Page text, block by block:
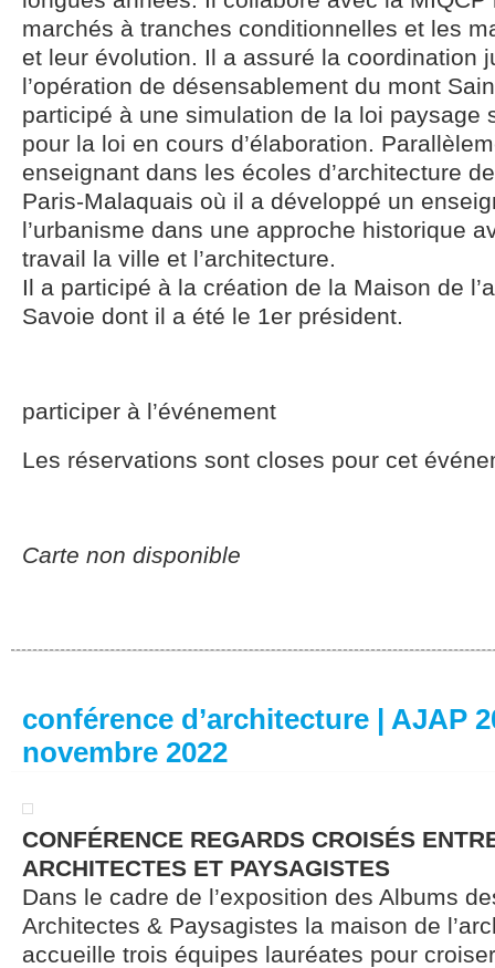
marchés à tranches conditionnelles et les
et leur évolution. Il a assuré la coordination
l’opération de désensablement du mont
participé à une simulation de la loi paysage
pour la loi en cours d’élaboration.
enseignant dans les écoles d’architecture
Paris-Malaquais où il a développé un
l’urbanisme dans une approche historique
travail la ville et l’architecture.
Il a participé à la création de la Maison de
Savoie dont il a été le 1er président.
participer à l’événement
Les réservations sont closes pour cet
Carte non disponible
conférence d’architecture | AJAP
novembre 2022
CONFÉRENCE REGARDS CROISÉS
ARCHITECTES ET PAYSAGISTES
Dans le cadre de l’exposition des Albums
Architectes & Paysagistes la maison de
accueille trois équipes lauréates pour